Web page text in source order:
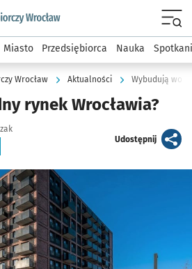
podserwis: Strategia
Miasto Przedsiębiorca Nauka
Wrocław Aktualności Wybudują
rynek Wrocławia?
Udostępnijartykuł